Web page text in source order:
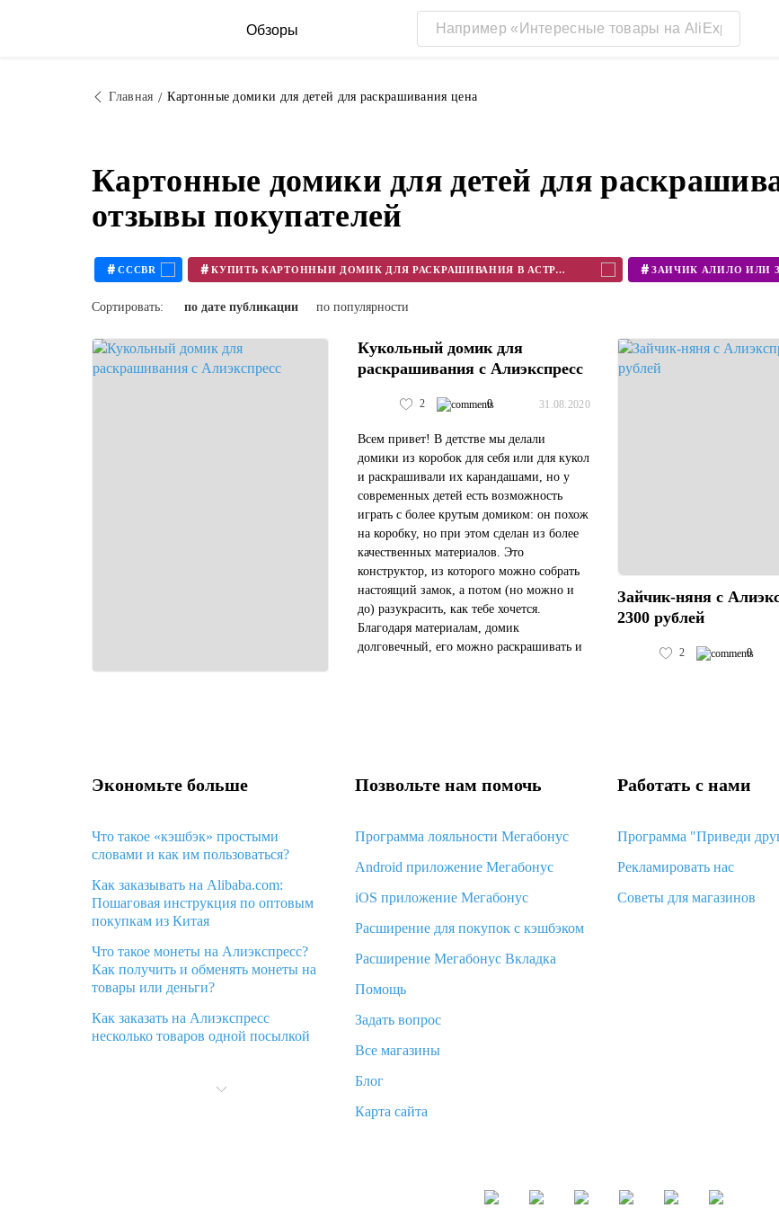
Обзоры
Главная Картонные домики для детей для раскрашивания цена
Картонные домики для детей для
отзывы покупателей
# CCCBR # КУПИТЬ КАРТОННЫЙ ДОМИК ДЛЯ РАСКРАШИВАНИЯ В АСТРАХАНИ #
Сортировать: по дате публикации по популярности
Кукольный домик для
раскрашивания с Алиэкспресс
2 0 31.08.2020
Всем привет! В детстве мы делали
домики из коробок для себя или для кукол
и раскрашивали их карандашами, но у
современных детей есть возможность
играть с более крутым домиком: он похож
на коробку, но при этом сделан из более
качественных материалов. Это
конструктор, из которого можно собрать
настоящий замок, а потом (но можно и
до) разукрасить, как тебе хочется.
Благодаря материалам, домик
долговечный, его можно раскрашивать и
Зайчик-няня с
2300 рублей
2 0
Экономьте больше
Что такое «кэшбэк» простыми
словами и как им пользоваться?
Как заказывать на Alibaba.com:
Пошаговая инструкция по оптовым
покупкам из Китая
Что такое монеты на Алиэкспресс?
Как получить и обменять монеты на
товары или деньги?
Как заказать на Алиэкспресс
несколько товаров одной посылкой
Алиэкспресс и что делать?
Позвольте нам помочь
Программа лояльности Мегабонус
Android приложение Мегабонус
iOS приложение Мегабонус
Расширение для покупок с кэшбэком
Расширение Мегабонус Вкладка
Помощь
Задать вопрос
Все магазины
Блог
Карта сайта
Работать с нами
Программа "Приведи
Рекламировать нас
Советы для магазинов